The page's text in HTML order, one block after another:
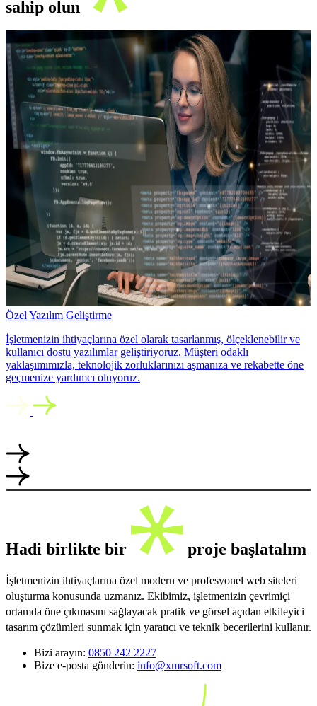
sahip olun
Özel Yazılım Geliştirme
İşletmenizin ihtiyaçlarına özel olarak tasarlanmış, ölçeklenebilir ve
kullanıcı dostu yazılımlar geliştiriyoruz. Müşteri odaklı
yaklaşımımızla, teknolojik zorluklarınızı aşmanıza ve rekabette öne
geçmenize yardımcı oluyoruz.
Hadi birlikte bir proje başlatalım
İşletmenizin ihtiyaçlarına özel modern ve profesyonel web siteleri
oluşturma konusunda uzmanız. Ekibimiz, işletmenizin çevrimiçi
ortamda öne çıkmasını sağlayacak pratik ve görsel açıdan etkileyici
tasarım çözümleri sunmak için yaratıcı ve teknik becerilerini kullanır.
Bizi arayın: 0850 242 2227
Bize e-posta gönderin: info@xmrsoft.com